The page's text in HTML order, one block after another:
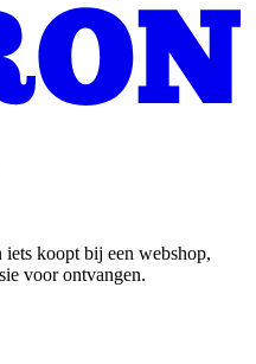
koopt bij een webshop,
voor ontvangen.